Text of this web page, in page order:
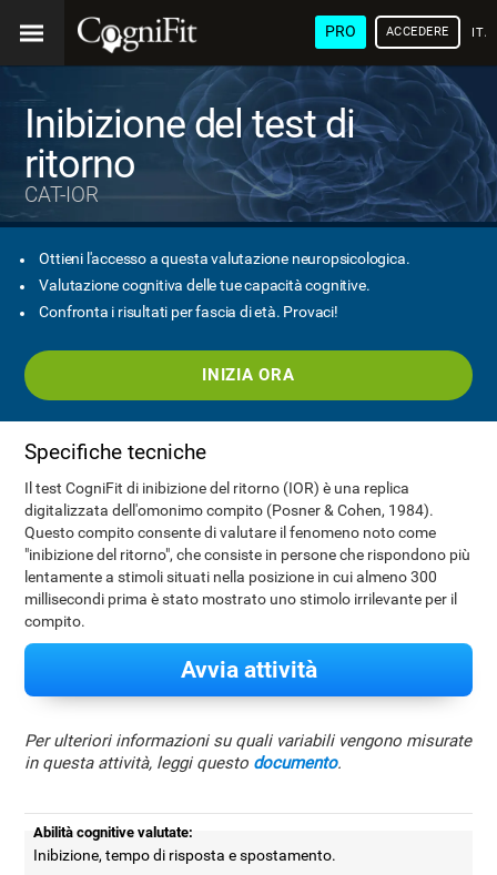
PRO ACCEDERE
Inibizione del test di
ritorno
CAT-IOR
Ottieni l'accesso a questa valutazione neuropsicologica.
Valutazione cognitiva delle tue capacità cognitive.
Confronta i risultati per fascia di età. Provaci!
INIZIA ORA
Specifiche tecniche
Il test CogniFit di inibizione del ritorno (IOR) è una replica
digitalizzata dell'omonimo compito (Posner & Cohen, 1984).
Questo compito consente di valutare il fenomeno noto come
"inibizione del ritorno", che consiste in persone che rispondono più
lentamente a stimoli situati nella posizione in cui almeno 300
millisecondi prima è stato mostrato uno stimolo irrilevante per il
compito.
Avvia attività
Per ulteriori informazioni su quali variabili vengono misurate
in questa attività, leggi questo documento.
Abilità cognitive valutate:
Inibizione, tempo di risposta e spostamento.